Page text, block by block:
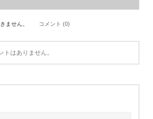
ません。 コメント (0)
トはありません。